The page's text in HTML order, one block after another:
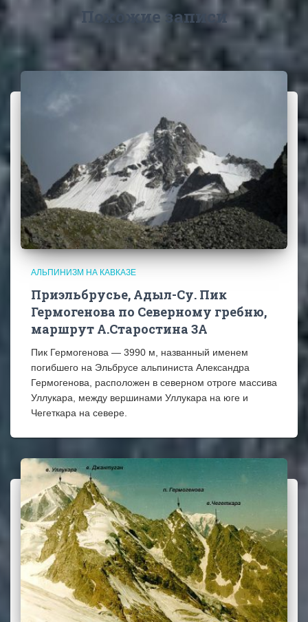
Похожие записи
АЛЬПИНИЗМ НА КАВКАЗЕ
Приэльбрусье, Адыл-Су. Пик
Гермогенова по Северному гребню,
маршрут А.Старостина 3А
Пик Гермогенова — 3990 м, названный именем
погибшего на Эльбрусе альпиниста Александра
Гермогенова, расположен в северном отроге массива
Уллукара, между вершинами Уллукара на юге и
Чегеткара на севере.